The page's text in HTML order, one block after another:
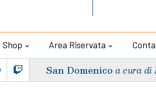
Shop Area Riservata
San Domenico a cura di